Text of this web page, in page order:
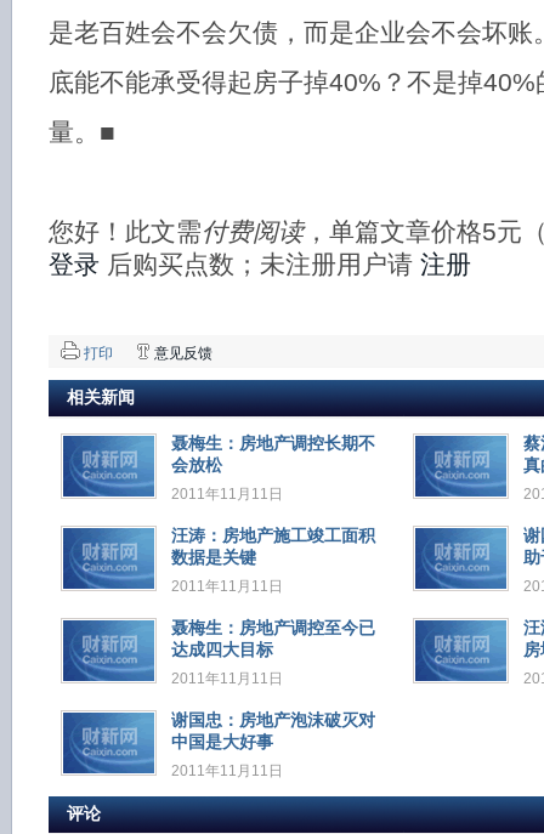
是老百姓会不会欠债，而是企业会不会坏账
底能不能承受得起房子掉40%？不是掉
量。■
您好！此文需付费阅读，单篇文章价格5元
登录 后购买点数；未注册用户请 注册
打印 意见反馈
相关新闻
聂梅生：房地产调控长期不
会放松
2011年11月11日
蔡
真
汪涛：房地产施工竣工面积
数据是关键
2011年11月11日
谢
助
聂梅生：房地产调控至今已
达成四大目标
2011年11月11日
汪
谢国忠：房地产泡沫破灭对
中国是大好事
2011年11月11日
评论